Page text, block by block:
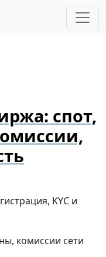
спот,
KYC и
комиссии сети